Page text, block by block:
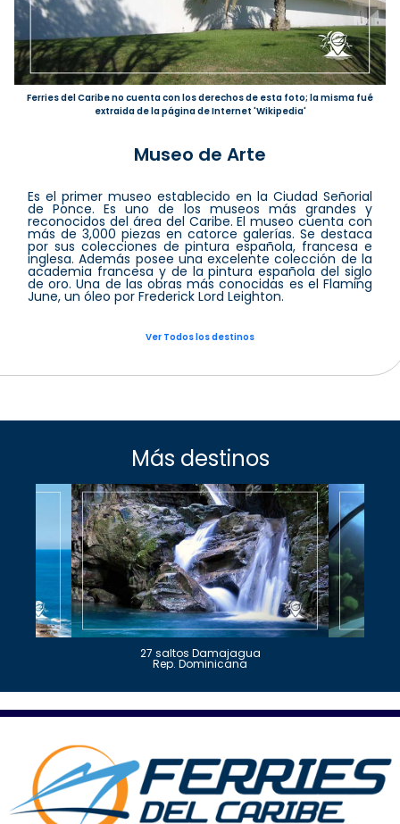
Ferries del Caribe no cuenta con los derechos de esta foto; la misma fué
extraida de la página de Internet 'Wikipedia'
Museo de Arte
Es el primer museo establecido en la Ciudad Señorial
de Ponce. Es uno de los museos más grandes y
reconocidos del área del Caribe. El museo cuenta con
más de 3,000 piezas en catorce galerías. Se destaca
por sus colecciones de pintura española, francesa e
inglesa. Además posee una excelente colección de la
academia francesa y de la pintura española del siglo
de oro. Una de las obras más conocidas es el Flaming
June, un óleo por Frederick Lord Leighton.
Ver Todos los destinos
Más destinos
27 saltos Damajagua
Rep. Dominicana